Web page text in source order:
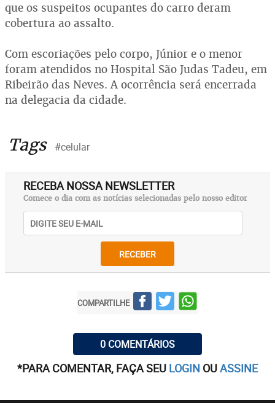
que os suspeitos ocupantes do carro deram
cobertura ao assalto.
Com escoriações pelo corpo, Júnior e o menor
foram atendidos no Hospital São Judas Tadeu, em
Ribeirão das Neves. A ocorrência será encerrada
na delegacia da cidade.
Tags #celular
RECEBA NOSSA NEWSLETTER
Comece o dia com as notícias selecionadas pelo nosso editor
RECEBER
COMPARTILHE
0 COMENTÁRIOS
*PARA COMENTAR, FAÇA SEU LOGIN OUASSINE